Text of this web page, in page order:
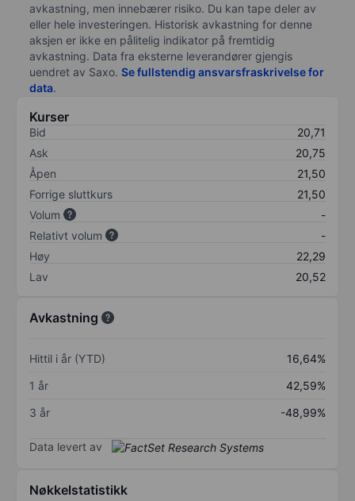
avkastning, men innebærer risiko. Du kan tape deler av
eller hele investeringen. Historisk avkastning for denne
aksjen er ikke en pålitelig indikator på fremtidig
avkastning. Data fra eksterne leverandører gjengis
uendret av Saxo. Se fullstendig ansvarsfraskrivelse for
data.
Kurser
Bid
20,71
Ask
20,75
Åpen
21,50
Forrige sluttkurs
21,50
Volum
-
Relativt volum
-
Høy
22,29
Lav
20,52
Avkastning
Hittil i år (YTD)
16,64%
1 år
42,59%
3 år
-48,99%
Data levert av
Nøkkelstatistikk